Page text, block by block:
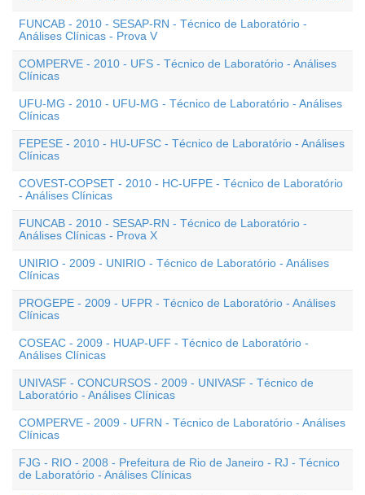
FUNCAB - 2010 - SESAP-RN - Técnico de Laboratório -
Análises Clínicas - Prova V
COMPERVE - 2010 - UFS - Técnico de Laboratório - Análises
Clínicas
UFU-MG - 2010 - UFU-MG - Técnico de Laboratório - Análises
Clínicas
FEPESE - 2010 - HU-UFSC - Técnico de Laboratório - Análises
Clínicas
COVEST-COPSET - 2010 - HC-UFPE - Técnico de Laboratório
- Análises Clínicas
FUNCAB - 2010 - SESAP-RN - Técnico de Laboratório -
Análises Clínicas - Prova X
UNIRIO - 2009 - UNIRIO - Técnico de Laboratório - Análises
Clínicas
PROGEPE - 2009 - UFPR - Técnico de Laboratório - Análises
Clínicas
COSEAC - 2009 - HUAP-UFF - Técnico de Laboratório -
Análises Clínicas
UNIVASF - CONCURSOS - 2009 - UNIVASF - Técnico de
Laboratório - Análises Clínicas
COMPERVE - 2009 - UFRN - Técnico de Laboratório - Análises
Clínicas
FJG - RIO - 2008 - Prefeitura de Rio de Janeiro - RJ - Técnico
de Laboratório - Análises Clínicas